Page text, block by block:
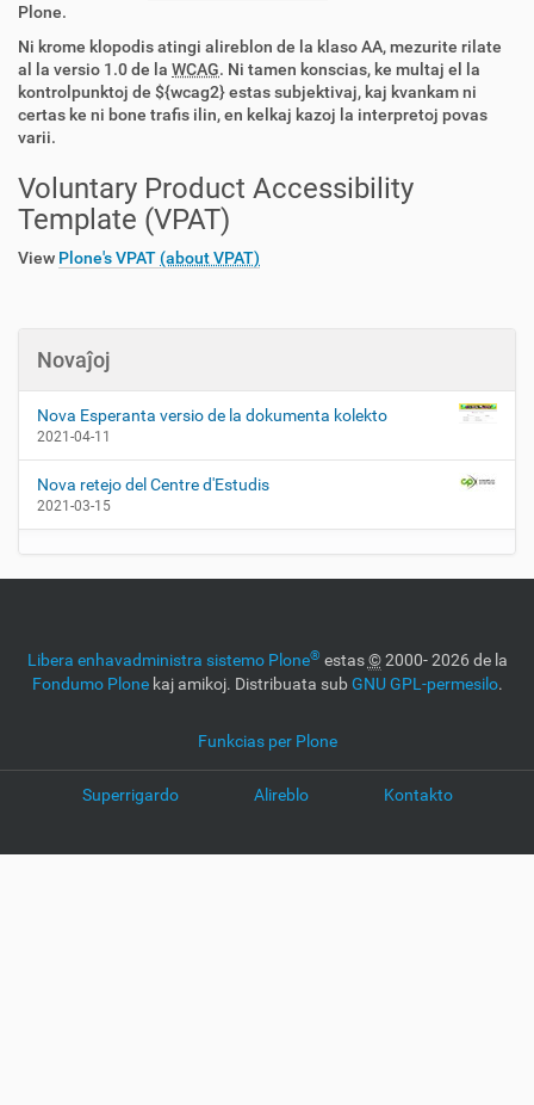
Plone.
Ni krome klopodis atingi alireblon de la klaso AA, mezurite rilate
al la versio 1.0 de la WCAG. Ni tamen konscias, ke multaj el la
kontrolpunktoj de ${wcag2} estas subjektivaj, kaj kvankam ni
certas ke ni bone trafis ilin, en kelkaj kazoj la interpretoj povas
varii.
Voluntary Product Accessibility
Template (VPAT)
View Plone's VPAT (about VPAT)
Novaĵoj
Nova Esperanta versio de la dokumenta kolekto
2021-04-11
Nova retejo del Centre d'Estudis
2021-03-15
Libera enhavadministra sistemo Plone® estas©2000- 2026 de la
Fondumo Plonekaj amikoj. Distribuata subGNU GPL-permesilo.
Funkcias per Plone
Superrigardo Alireblo Kontakto